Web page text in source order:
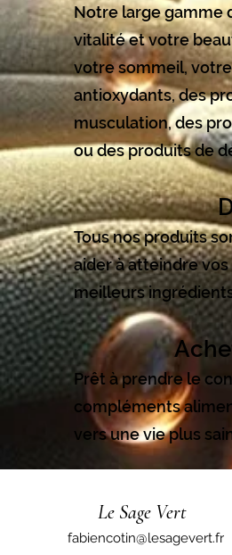
Notre large gamme
vitalité et votre
votre sommeil,
antioxydants, des
musculation, des
ou des produits de
Tous nos produits
aider à atteindre
meilleurs
Prêt à prendre le
compléments
vers une vie plus
Le Sage Vert
fabiencotin@lesagevert.fr